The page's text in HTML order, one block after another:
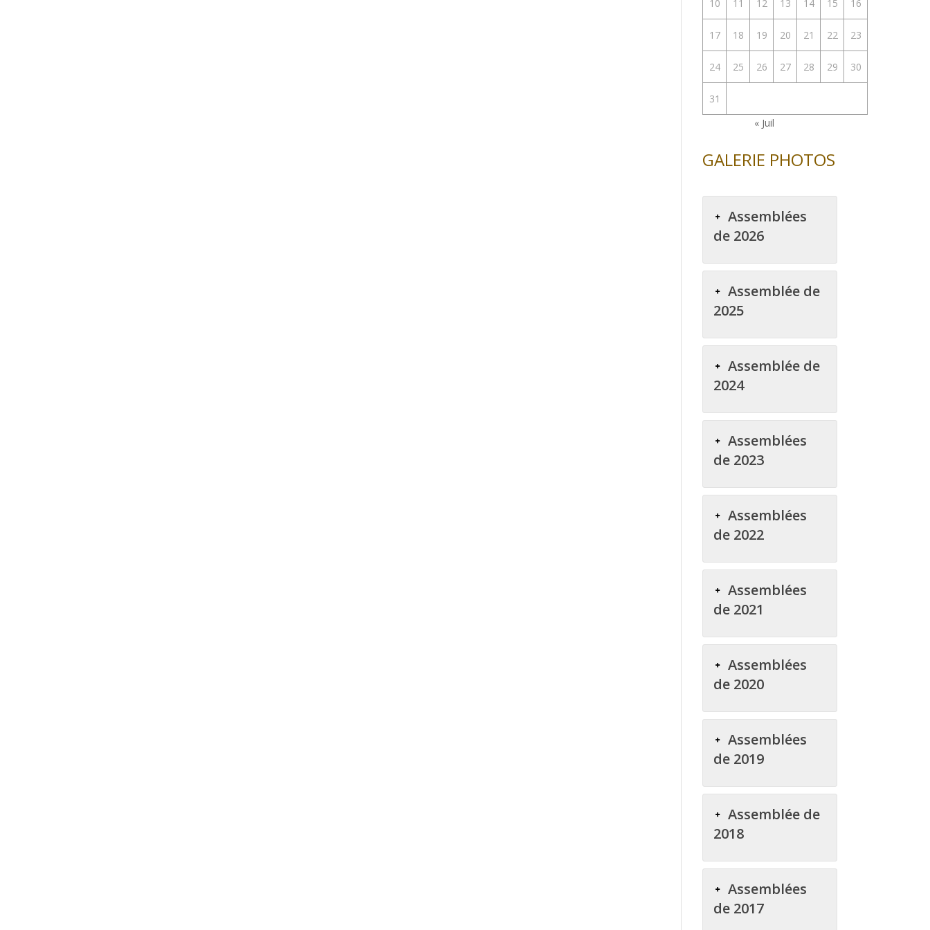
10 11 12 13 14 15 16
17 18 19 20 21 22 23
24 25 26 27 28 29 30
31
« Juil
GALERIE PHOTOS
Assemblées
de 2026
Assemblée de
2025
Assemblée de
2024
Assemblées
de 2023
Assemblées
de 2022
Assemblées
de 2021
Assemblées
de 2020
Assemblées
de 2019
Assemblée de
2018
Assemblées
de 2017